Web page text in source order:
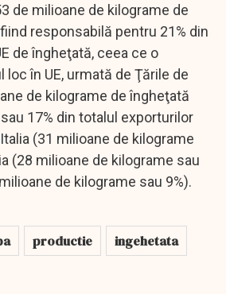
de milioane de kilograme de
responsabilă pentru 21% din
de îngheţată, ceea ce o
loc în UE, urmată de Ţările de
de kilograme de îngheţată
17% din totalul exporturilor
(31 milioane de kilograme
(28 milioane de kilograme sau
de kilograme sau 9%).
productie ingehetata